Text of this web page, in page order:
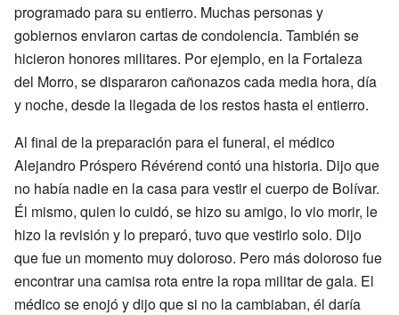
programado para su entierro. Muchas personas y
gobiernos enviaron cartas de condolencia. También se
hicieron honores militares. Por ejemplo, en la Fortaleza
del Morro, se dispararon cañonazos cada media hora, día
y noche, desde la llegada de los restos hasta el entierro.
Al final de la preparación para el funeral, el médico
Alejandro Próspero Révérend contó una historia. Dijo que
no había nadie en la casa para vestir el cuerpo de Bolívar.
Él mismo, quien lo cuidó, se hizo su amigo, lo vio morir, le
hizo la revisión y lo preparó, tuvo que vestirlo solo. Dijo
que fue un momento muy doloroso. Pero más doloroso fue
encontrar una camisa rota entre la ropa militar de gala. El
médico se enojó y dijo que si no la cambiaban, él daría